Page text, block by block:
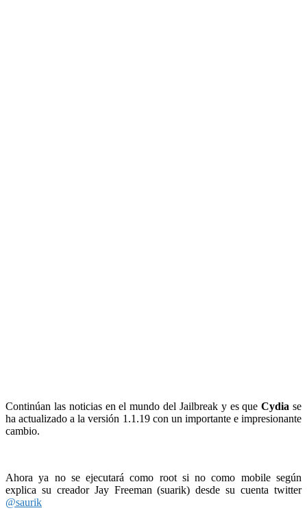
Continúan las noticias en el mundo del Jailbreak y es queCydia se
ha actualizado a la versión 1.1.19 con un importante e impresionante
cambio.
Ahora ya no se ejecutará como root si no como mobile según
explica su creador Jay Freeman (suarik) desde su cuenta twitter
@saurik